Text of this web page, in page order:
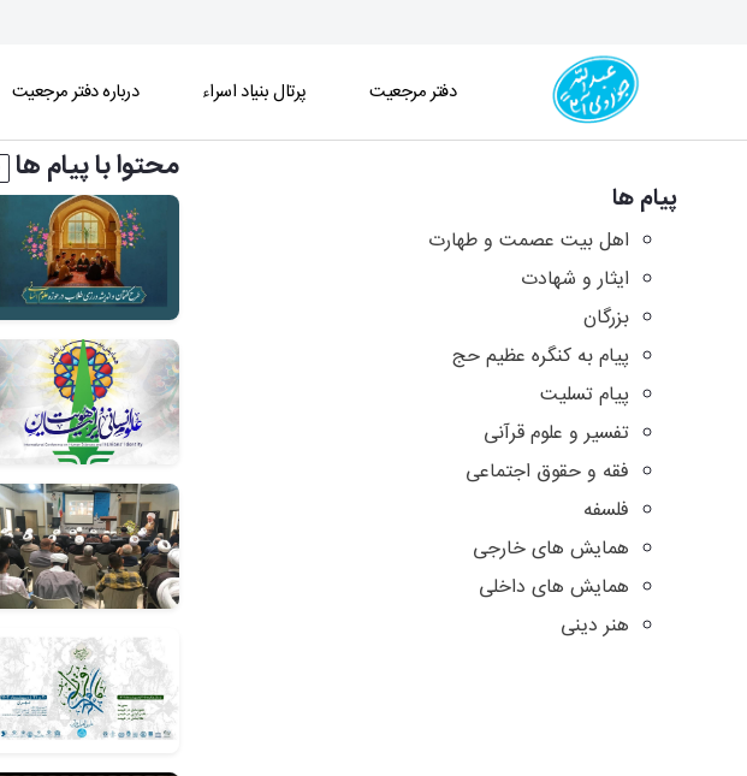
دفتر مرجعیت پرتال بنیاد اسراء درباره دفتر مرجعیت
پیام ها
اهل بیت عصمت و طهارت
ایثار و شهادت
بزرگان
پیام به کنگره عظیم حج
پیام تسلیت
تفسیر و علوم قرآنی
فقه و حقوق اجتماعی
فلسفه
همایش های خارجی
همایش های داخلی
هنر دینی
محتوا با پیام ها